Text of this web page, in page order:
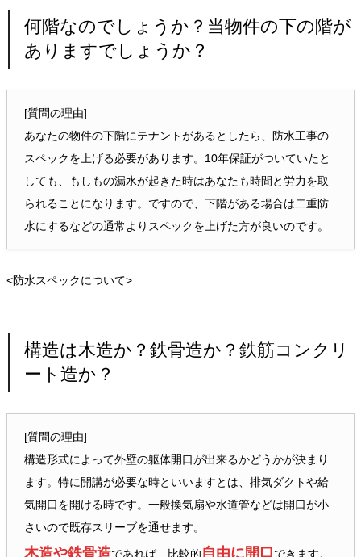
何階なのでしょうか？当物件の下の階が
ありますでしょうか？
[質問の理由]
あなたの物件の下階にテナントがあるとしたら、防水工事の
スペックを上げる必要があります。10年保証がついていたと
しても、もしもの漏水が起きた時はあなたも時間と労力を取
られることになります。ですので、下階がある場合は二重防
水にするなどの通常よりスペックを上げた方が良いのです。
<防水スペックについて>
構造は木造か？鉄骨造か？鉄筋コンクリ
ート造か？
[質問の理由]
構造形式によって外壁の躯体開口が出来るかどうかが決まり
ます。特に開講が必要な時といいますとは、排気ダクトや給
気開口を開ける時です。一般換気扇や水道管などは開口が小
さいので既存スリーブを通せます。
木造や鉄骨造であれば、比較的自由に開口できます。